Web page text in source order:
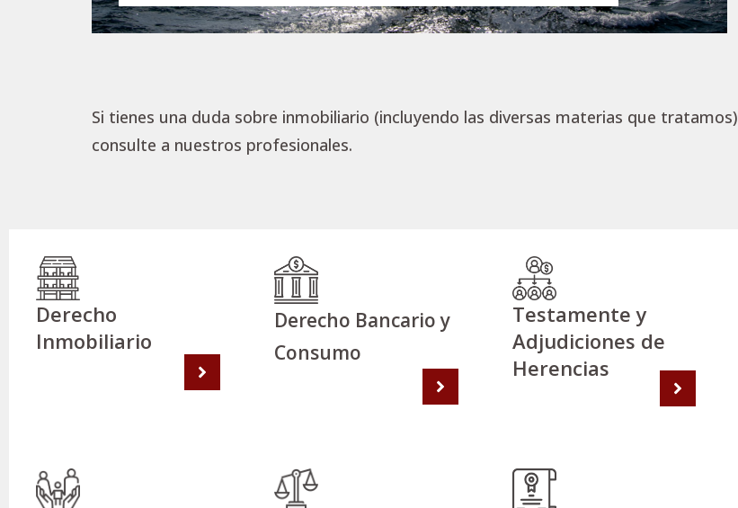
Si tienes una duda sobre inmobiliario (incluyendo las diversas materias que tratamos)
consulte a nuestros profesionales.
Derecho
Inmobiliario
Derecho Bancario y
Consumo
Testamente y
Adjudiciones de
Herencias